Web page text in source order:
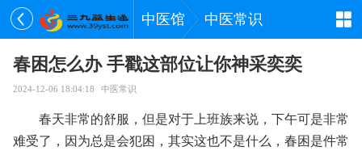
中医馆 中医常识
春困怎么办 手戳这部位让你神采奕奕
2024-12-06 18:04:18 中医常识
春天非常的舒服，但是对于上班族来说，下午可是非常
难受了，因为总是会犯困，其实这也不是什么，春困是件常